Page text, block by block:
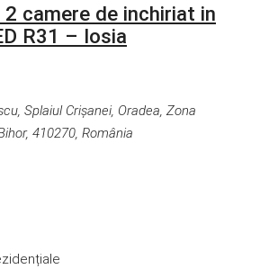
camere de inchiriat in
R31 – Iosia
Splaiul Crișanei, Oradea, Zona
410270, România